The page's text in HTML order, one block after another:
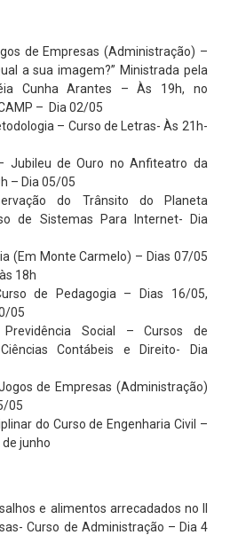
de Empresas (Administração) –
a sua imagem?” Ministrada pela
Cunha Arantes – Às 19h, no
– Dia 02/05
– Curso de Letras- Às 21h-
Jubileu de Ouro no Anfiteatro da
– Dia 05/05
do Trânsito do Planeta
de Sistemas Para Internet- Dia
(Em Monte Carmelo) – Dias 07/05
18h
de Pedagogia – Dias 16/05,
05
Previdência Social – Cursos de
Contábeis e Direito- Dia
de Empresas (Administração)
05
do Curso de Engenharia Civil –
de junho
e alimentos arrecadados no II
Curso de Administração – Dia 4